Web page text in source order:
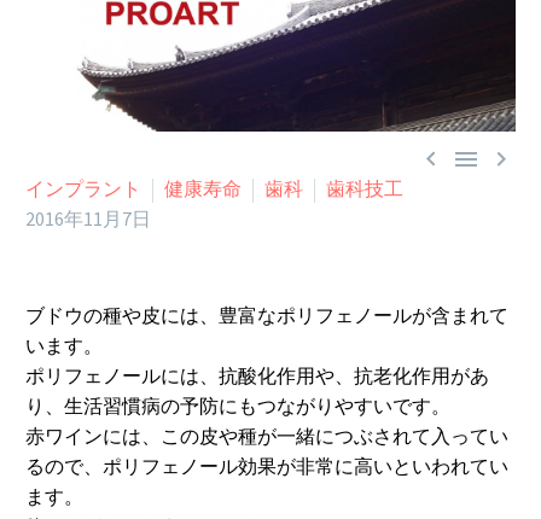
  
インプラント 健康寿命 歯科
歯科技工
2016年11月7日
ブドウの種や皮には、豊富なポリフェノールが含まれて
います。
ポリフェノールには、抗酸化作用や、抗老化作用があ
り、生活習慣病の予防にもつながりやすいです。
赤ワインには、この皮や種が一緒につぶされて入ってい
るので、ポリフェノール効果が非常に高いといわれてい
ます。